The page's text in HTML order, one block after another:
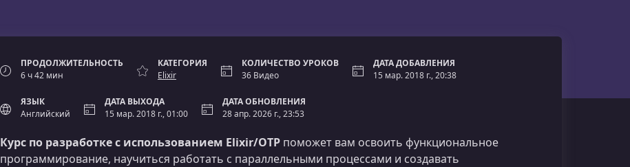
ПРОДОЛЖИТЕЛЬНОСТЬ
6 ч 42 мин
КАТЕГОРИЯ
Elixir
КОЛИЧЕСТВО УРОКОВ
36 Видео
ДАТА ДОБАВЛЕНИЯ
15 мар. 2018 г., 20:38
ЯЗЫК
Английский
ДАТА ВЫХОДА
15 мар. 2018 г., 01:00
ДАТА ОБНОВЛЕНИЯ
28 апр. 2026 г., 23:53
Курс по разработке с использованием Elixir/OTP поможет вам освоить функциональное
программирование, научиться работать с параллельными процессами и создавать